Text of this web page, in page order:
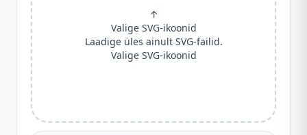
↑
Valige SVG-ikoonid
Laadige üles ainult SVG-failid.
Valige SVG-ikoonid